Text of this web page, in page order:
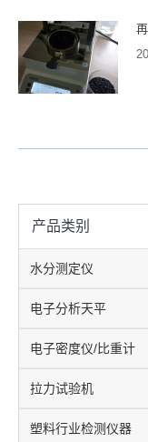
产品类别
水分测定仪
电子分析天平
电子密度仪/比重计
拉力试验机
塑料行业检测仪器